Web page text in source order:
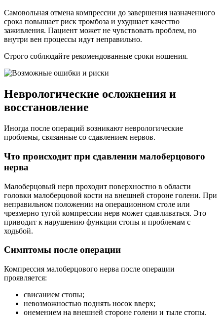
Самовольная отмена компрессии до завершения назначенного
срока повышает риск тромбоза и ухудшает качество
заживления. Пациент может не чувствовать проблем, но
внутри вен процессы идут неправильно.
Строго соблюдайте рекомендованные сроки ношения.
Неврологические осложнения и
восстановление
Иногда после операций возникают неврологические
проблемы, связанные со сдавлением нервов.
Что происходит при сдавлении малоберцового
нерва
Малоберцовый нерв проходит поверхностно в области
головки малоберцовой кости на внешней стороне голени. При
неправильном положении на операционном столе или
чрезмерно тугой компрессии нерв может сдавливаться. Это
приводит к нарушению функции стопы и проблемам с
ходьбой.
Симптомы после операции
Компрессия малоберцового нерва после операции
проявляется:
свисанием стопы;
невозможностью поднять носок вверх;
онемением на внешней стороне голени и тыле стопы.